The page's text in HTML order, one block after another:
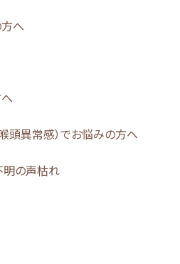
へ
頭異常感）でお悩みの方へ
明の声枯れ